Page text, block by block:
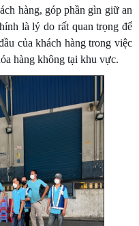
hàng, góp phần gìn giữ an
là lý do rất quan trọng để
của khách hàng trong việc
hàng không tại khu vực.